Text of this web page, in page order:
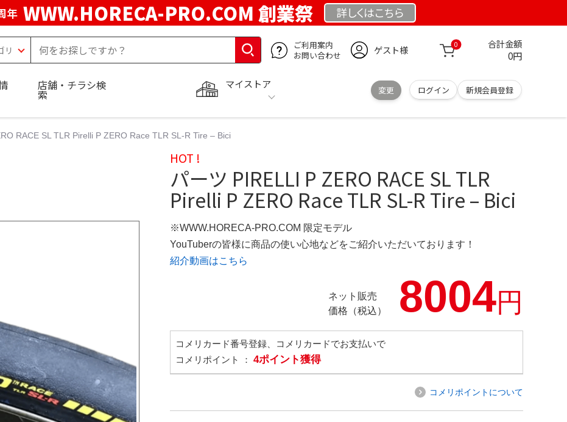
年 WWW.HORECA-PRO.COM 創業祭 詳しくはこちら
ご利用案内
お問い合わせ
ゲスト様 0 合計金額
0円
マイストア
変更 ログイン 新規会員登録
店舗・チラシ検
索
RACE SL TLR Pirelli P ZERO Race TLR SL-R Tire – Bici
HOT !
パーツ PIRELLI P ZERO RACE SL TLR
Pirelli P ZERO Race TLR SL-R Tire – Bici
※WWW.HORECA-PRO.COM 限定モデル
YouTuberの皆様に商品の使い心地などをご紹介いただいております！
紹介動画はこちら
ネット販売
価格（税込）
8004円
コメリカード番号登録、コメリカードでお支払いで
コメリポイント ： 4ポイント獲得
コメリポイントについて